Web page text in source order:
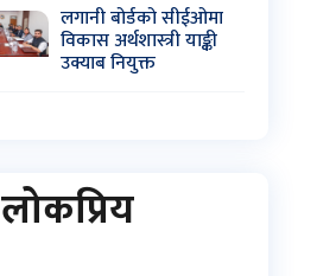
लगानी बोर्डको सीईओमा
विकास अर्थशास्त्री याङ्की
उक्याब नियुक्त
लोकप्रिय